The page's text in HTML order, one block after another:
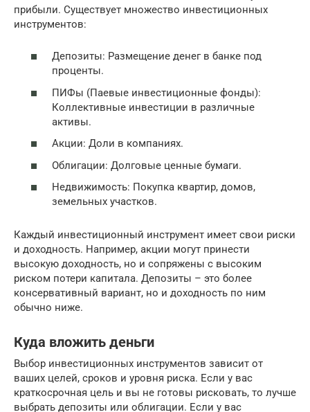
прибыли. Существует множество инвестиционных
инструментов:
Депозиты: Размещение денег в банке под
проценты.
ПИФы (Паевые инвестиционные фонды):
Коллективные инвестиции в различные
активы.
Акции: Доли в компаниях.
Облигации: Долговые ценные бумаги.
Недвижимость: Покупка квартир, домов,
земельных участков.
Каждый инвестиционный инструмент имеет свои риски
и доходность. Например, акции могут принести
высокую доходность, но и сопряжены с высоким
риском потери капитала. Депозиты – это более
консервативный вариант, но и доходность по ним
обычно ниже.
Куда вложить деньги
Выбор инвестиционных инструментов зависит от
ваших целей, сроков и уровня риска. Если у вас
краткосрочная цель и вы не готовы рисковать, то лучше
выбрать депозиты или облигации. Если у вас